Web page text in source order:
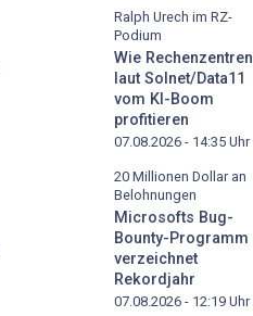
Ralph Urech im RZ-
Podium
Wie Rechenzentren
laut Solnet/Data11
vom KI-Boom
profitieren
07.08.2026 - 14:35 Uhr
20 Millionen Dollar an
Belohnungen
Microsofts Bug-
Bounty-Programm
verzeichnet
Rekordjahr
07.08.2026 - 12:19 Uhr